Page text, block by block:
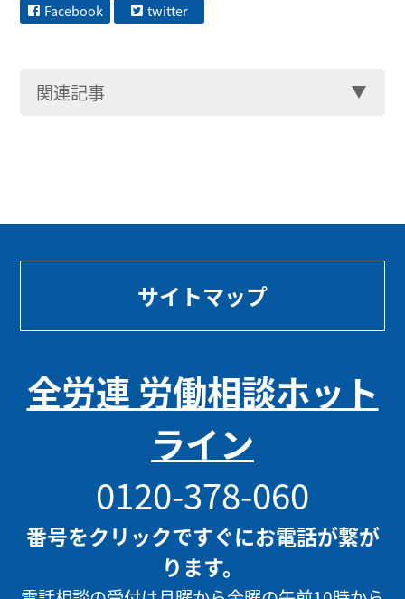
Facebook twitter
関連記事
サイトマップ
全労連 労働相談ホット
ライン
0120-378-060
番号をクリックですぐにお電話が繋が
ります。